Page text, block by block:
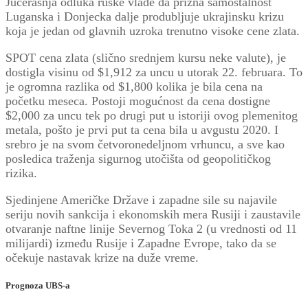
Luganska i Donjecka dalje produbljuje ukrajinsku krizu
koja je jedan od glavnih uzroka trenutno visoke cene zlata.
SPOT cena zlata (slično srednjem kursu neke valute), je
dostigla visinu od $1,912 za uncu u utorak 22. februara. To
je ogromna razlika od $1,800 kolika je bila cena na
početku meseca. Postoji mogućnost da cena dostigne
$2,000 za uncu tek po drugi put u istoriji ovog plemenitog
metala, pošto je prvi put ta cena bila u avgustu 2020. I
srebro je na svom četvoronedeljnom vrhuncu, a sve kao
posledica traženja sigurnog utočišta od geopolitičkog
rizika.
Sjedinjene Američke Države i zapadne sile su najavile
seriju novih sankcija i ekonomskih mera Rusiji i zaustavile
otvaranje naftne linije Severnog Toka 2 (u vrednosti od 11
milijardi) između Rusije i Zapadne Evrope, tako da se
očekuje nastavak krize na duže vreme.
Prognoza UBS-a